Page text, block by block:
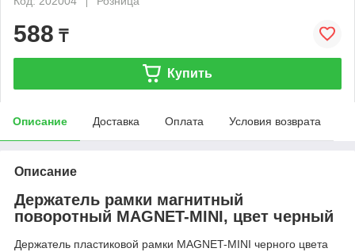
588 ₸
Купить
Описание Доставка Оплата Условия возврата
Описание
Держатель рамки магнитный
поворотный MAGNET-MINI, цвет черный
Держатель пластиковой рамки MAGNET-MINI черного цвета